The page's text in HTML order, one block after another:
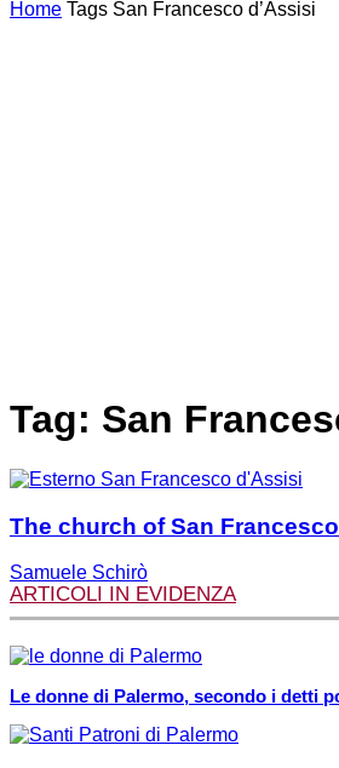
Home Tags San Francesco d’Assisi
Tag: San
The church of San
Samuele Schirò
ARTICOLI IN EVIDENZA
Le donne di Palermo, secondo i detti